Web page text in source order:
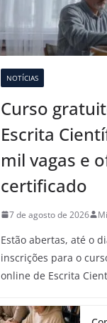
NOTÍCIAS
Curso
Escrita
mil vagas e
certificado
7 de agosto de 2026
Estão abertas, até o
inscrições para o
online de Escrita